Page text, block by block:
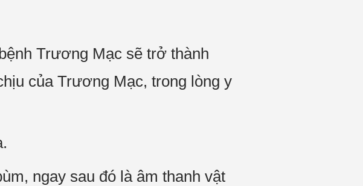
Trương Mạc sẽ trở thành
của Trương Mạc, trong lòng y
ngay sau đó là âm thanh vật